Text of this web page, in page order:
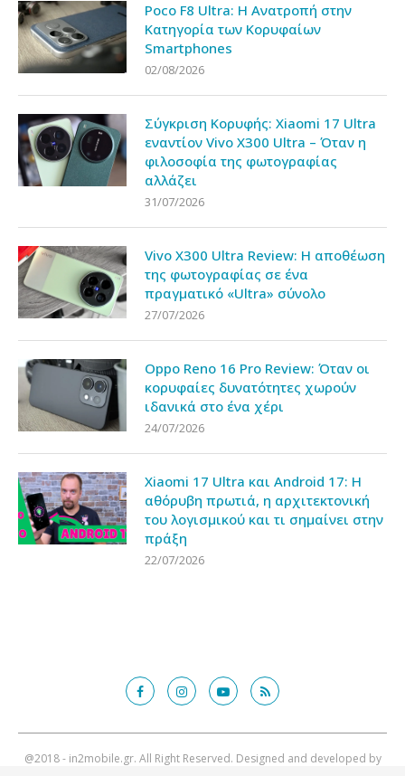
Poco F8 Ultra: Η Ανατροπή στην
Κατηγορία των Κορυφαίων
Smartphones
02/08/2026
Σύγκριση Κορυφής: Xiaomi 17 Ultra
εναντίον Vivo X300 Ultra – Όταν η
φιλοσοφία της φωτογραφίας
αλλάζει
31/07/2026
Vivo X300 Ultra Review: Η αποθέωση
της φωτογραφίας σε ένα
πραγματικό «Ultra» σύνολο
27/07/2026
Oppo Reno 16 Pro Review: Όταν οι
κορυφαίες δυνατότητες χωρούν
ιδανικά στο ένα χέρι
24/07/2026
Xiaomi 17 Ultra και Android 17: Η
αθόρυβη πρωτιά, η αρχιτεκτονική
του λογισμικού και τι σημαίνει στην
πράξη
22/07/2026
@2018 - in2mobile.gr. All Right Reserved. Designed and developed by